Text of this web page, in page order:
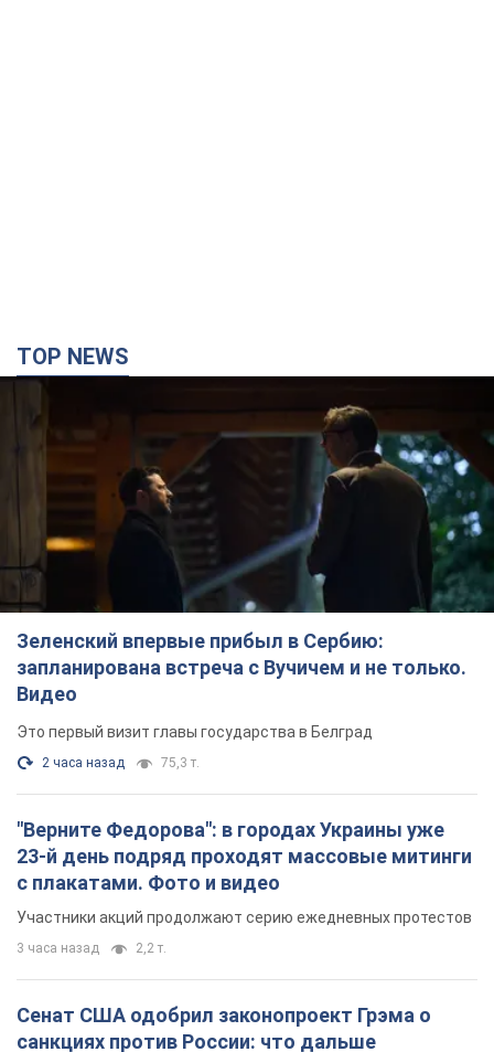
TOP NEWS
Зеленский впервые прибыл в Сербию:
запланирована встреча с Вучичем и не только.
Видео
Это первый визит главы государства в Белград
2 часа назад 75,3 т.
"Верните Федорова": в городах Украины уже
23-й день подряд проходят массовые митинги
с плакатами. Фото и видео
Участники акций продолжают серию ежедневных протестов
3 часа назад 2,2 т.
Сенат США одобрил законопроект Грэма о
санкциях против России: что дальше